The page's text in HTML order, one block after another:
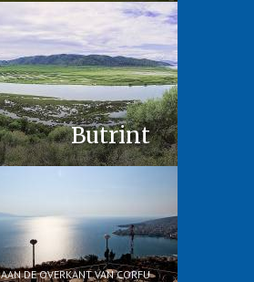
Butrint
AAN DE OVERKANT VAN CORFU